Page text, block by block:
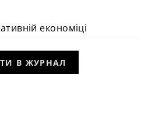
економіці
В ЖУРНАЛ